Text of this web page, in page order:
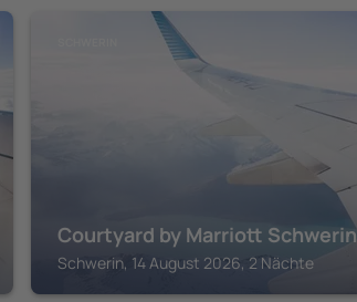
Courtyard by Marriott Schwerin
Schwerin, 14 August 2026, 2 Nächte